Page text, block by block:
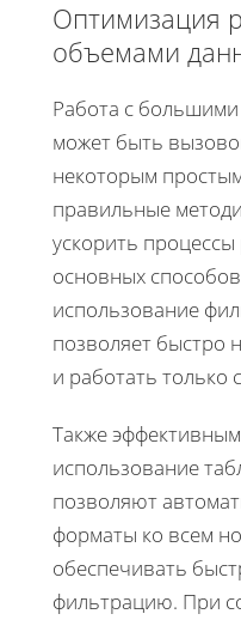
Оптимизация
объемами
Работа с
может быть
некоторым
правильные
ускорить
основных
использование
позволяет быстро
и работать только
Также
использование
позволяют
форматы ко всем
обеспечивать
фильтрацию. При